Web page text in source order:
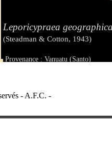
Leporicypraea
(Steadman & Cotton, 1943)
Provenance : Vanuatu (Santo)
- A.F.C. -